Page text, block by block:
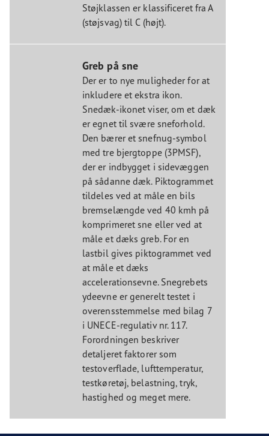
Støjklassen er klassificeret fra A
(støjsvag) til C (højt).
Greb på sne
Der er to nye muligheder for at
inkludere et ekstra ikon.
Snedæk-ikonet viser, om et dæk
er egnet til svære sneforhold.
Den bærer et snefnug-symbol
med tre bjergtoppe (3PMSF),
der er indbygget i sidevæggen
på sådanne dæk. Piktogrammet
tildeles ved at måle en bils
bremselængde ved 40 kmh på
komprimeret sne eller ved at
måle et dæks greb. For en
lastbil gives piktogrammet ved
at måle et dæks
accelerationsevne. Snegrebets
ydeevne er generelt testet i
overensstemmelse med bilag 7
i UNECE-regulativ nr. 117.
Forordningen beskriver
detaljeret faktorer som
testoverflade, lufttemperatur,
testkøretøj, belastning, tryk,
hastighed og meget mere.